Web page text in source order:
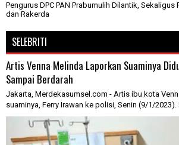
Pengurus DPC PAN Prabumulih Dilantik, Sekaligus
dan Rakerda
SELEBRITI
Artis Venna Melinda Laporkan Suaminya
Sampai Berdarah
Jakarta, Merdekasumsel.com - Artis ibu kota
suaminya, Ferry Irawan ke polisi, Senin (9/1/2023).